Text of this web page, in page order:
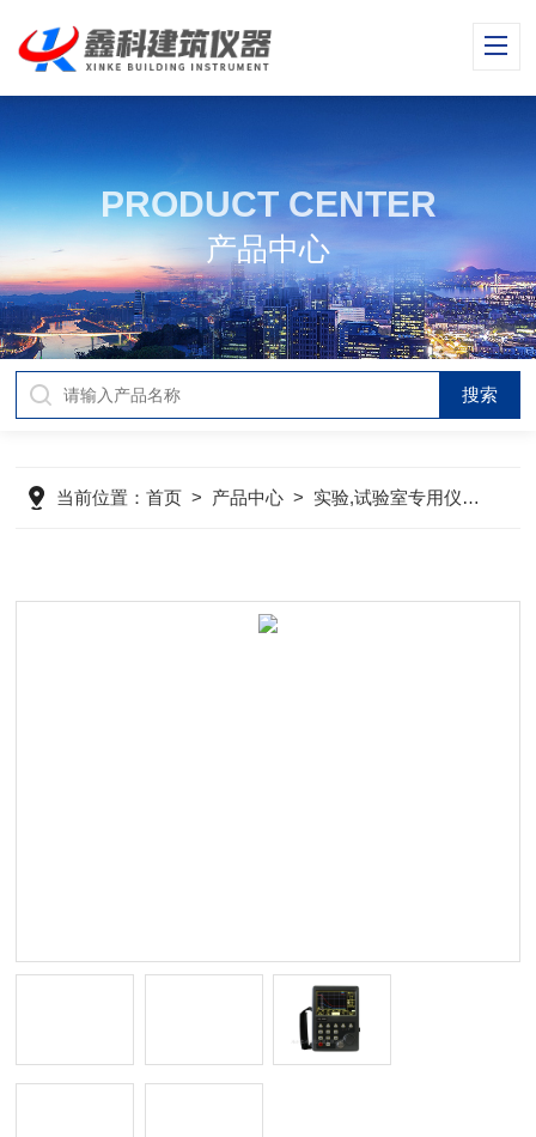
PRODUCT CENTER
产品中心
当前位置：首页 > 产品中心 > 实验,试验室专用仪器及耗材